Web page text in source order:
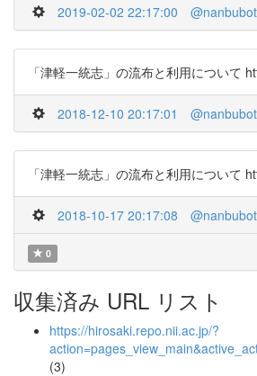
2019-02-02 22:17:00
「津軽一統志」の流布と利用について
2018-12-10 20:17:01
「津軽一統志」の流布と利用について
2018-10-17 20:17:08
0
収集済み URL リスト
https://hirosaki.repo.nii.ac.jp/?
(3)